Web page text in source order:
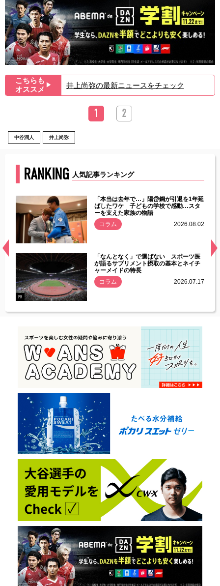
こちらも
オススメ ▶︎ 井上尚弥の最新ニュースをチェック
1 2
中谷潤人 井上尚弥
RANKING 人気記事ランキング
常
「本当は去年で…」陽岱鋼が引退を1年延
ばしたワケ 子どもの学校で感動…スタ
ーを支えた家族の物語
コラム
2026.08.02
PR
「なんとなく」で選ばない スポーツ医
が語るサプリメント摂取の基本とネイチ
ャーメイドの特長
コラム
2026.07.17